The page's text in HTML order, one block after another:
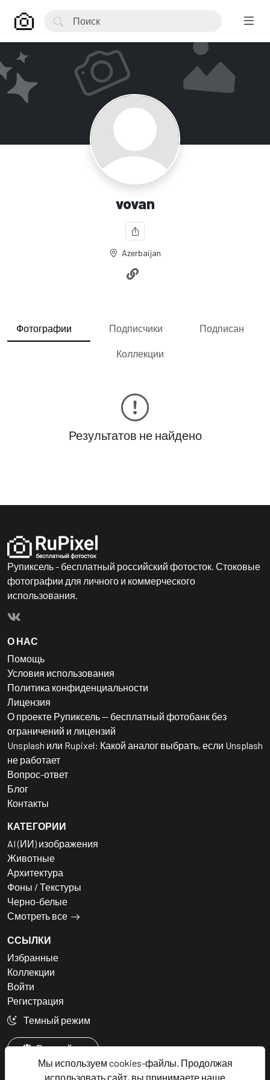
Мы используем cookies-файлы. Продолжая
использовать сайт, вы принимаете наше
vovan
Azerbaijan
Фотографии Подписчики Подписан
Коллекции
Результатов не найдено
Рупиксель - бесплатный российский фотосток. Стоковые
фотографии для личного и коммерческого
использования.
О НАС
Помощь
Условия использования
Политика конфиденциальности
Лицензия
О проекте Рупиксель — бесплатный фотобанк без
ограничений и лицензий
Unsplash или Rupixel: Какой аналог выбрать, если Unsplash
не работает
Вопрос-ответ
Блог
Контакты
КАТЕГОРИИ
AI (ИИ) изображения
Животные
Архитектура
Фоны / Текстуры
Черно-белые
Смотреть все
ССЫЛКИ
Избранные
Коллекции
Войти
Регистрация
Темный режим
Русский